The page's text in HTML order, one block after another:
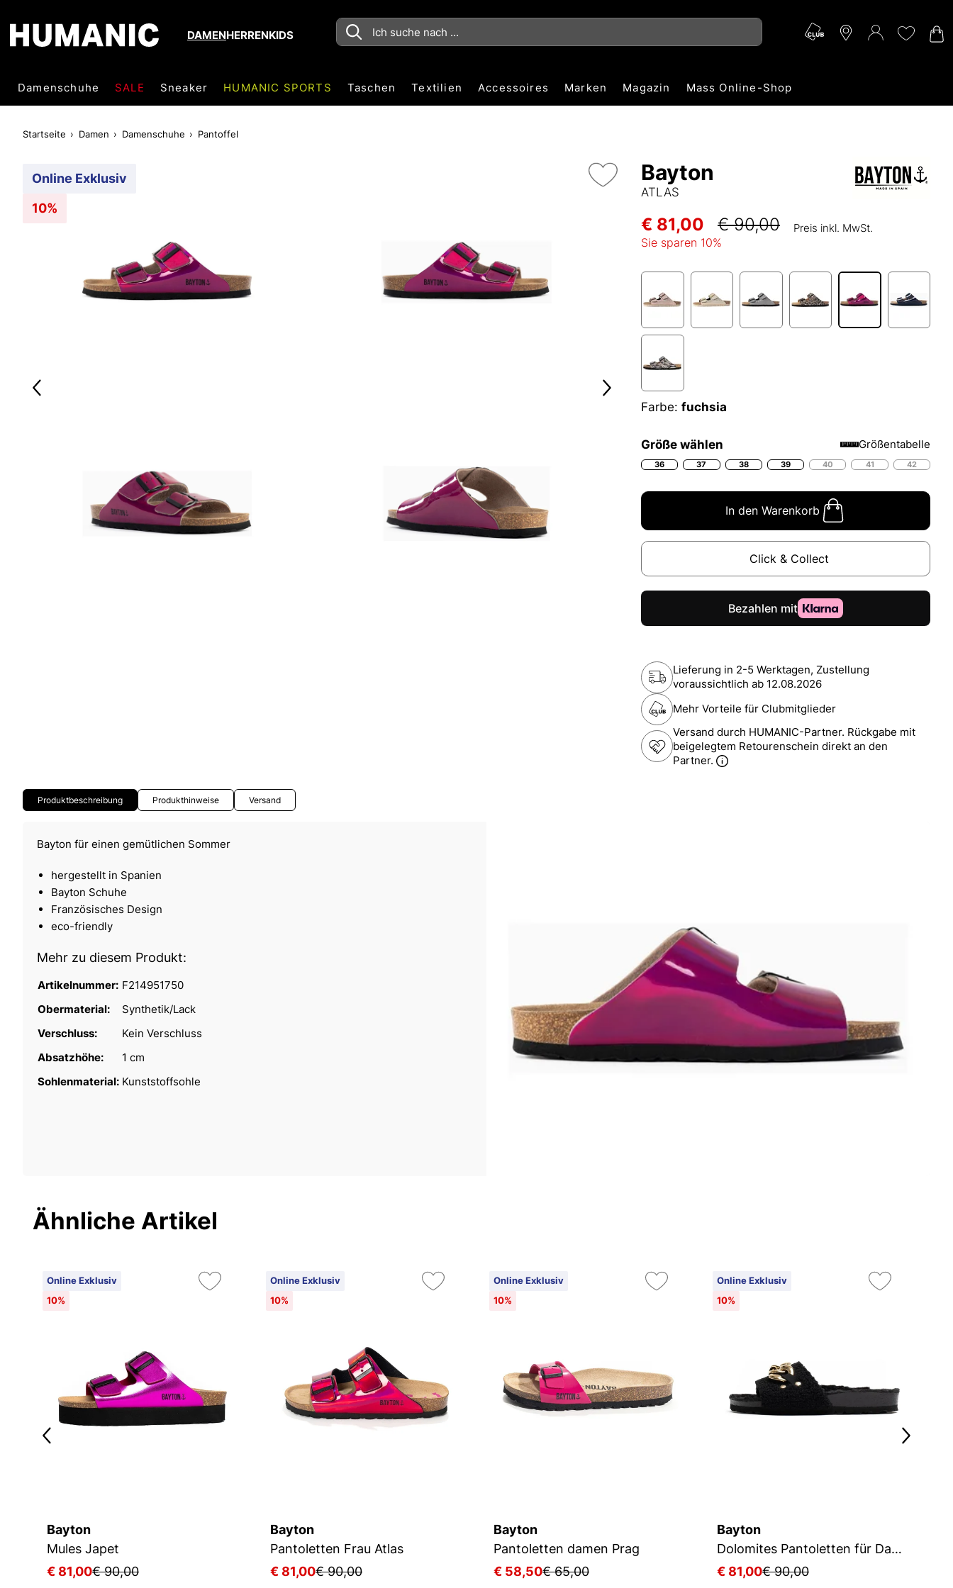
DAMENHERRENKIDS
Damenschuhe SALE Sneaker HUMANIC SPORTS Taschen Textilien Accessoires Marken Magazin Mass Online-Shop
Startseite Damen Damenschuhe Pantoffel
Online Exklusiv
10%
Bayton
ATLAS
€ 81,00 € 90,00 Preis inkl. MwSt.
Sie sparen 10%
Farbe: fuchsia
Größe wählen Größentabelle
36 37 38 39 40 41 42
In den Warenkorb
Click & Collect
Lieferung in 2-5 Werktagen, Zustellung
voraussichtlich ab 12.08.2026
Mehr Vorteile für Clubmitglieder
Versand durch HUMANIC-Partner. Rückgabe mit
beigelegtem Retourenschein direkt an den
Partner.
Produktbeschreibung Produkthinweise Versand
Bayton für einen gemütlichen Sommer
hergestellt in Spanien
Bayton Schuhe
Französisches Design
eco-friendly
Mehr zu diesem Produkt:
Artikelnummer: F214951750
Obermaterial:
Synthetik/Lack
Verschluss:
Kein Verschluss
Absatzhöhe:
1 cm
Sohlenmaterial: Kunststoffsohle
Ähnliche Artikel
Online Exklusiv
10%
Bayton
Mules Japet
€ 81,00€ 90,00
Online Exklusiv
10%
Bayton
Pantoletten Frau Atlas
€ 81,00€ 90,00
Online Exklusiv
10%
Bayton
Pantoletten damen Prag
€ 58,50€ 65,00
Online Exklusiv
10%
Bayton
Dolomites Pantoletten für Damen
€ 81,00€ 90,00